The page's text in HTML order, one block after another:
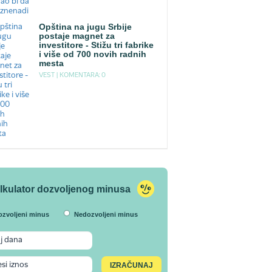
Opština na jugu Srbije
postaje magnet za
investitore - Stižu tri fabrike
i više od 700 novih radnih
mesta
VEST | KOMENTARA: 0
dozvoljenog minusa
minus Nedozvoljeni minus